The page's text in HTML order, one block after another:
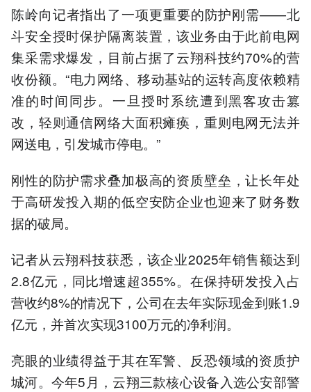
陈岭向记者指出了一项更重要的防护刚需——北
斗安全授时保护隔离装置，该业务由于此前电网
集采需求爆发，目前占据了云翔科技约70%的营
收份额。“电力网络、移动基站的运转高度依赖精
准的时间同步。一旦授时系统遭到黑客攻击篡
改，轻则通信网络大面积瘫痪，重则电网无法并
网送电，引发城市停电。”
刚性的防护需求叠加极高的资质壁垒，让长年处
于高研发投入期的低空安防企业也迎来了财务数
据的破局。
记者从云翔科技获悉，该企业2025年销售额达到
2.8亿元，同比增速超355%。在保持研发投入占
营收约8%的情况下，公司在去年实际现金到账1.9
亿元，并首次实现3100万元的净利润。
亮眼的业绩得益于其在军警、反恐领域的资质护
城河。今年5月，云翔三款核心设备入选公安部警